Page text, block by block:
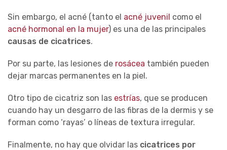
Sin embargo, el acné (tanto el acné juvenil como el
acné hormonal en la mujer) es una de las principales
causas de cicatrices.
Por su parte, las lesiones de rosácea también pueden
dejar marcas permanentes en la piel.
Otro tipo de cicatriz son las estrías, que se producen
cuando hay un desgarro de las fibras de la dermis y se
forman como ‘rayas’ o líneas de textura irregular.
Finalmente, no hay que olvidar las cicatrices por